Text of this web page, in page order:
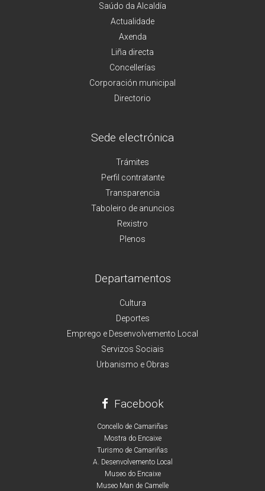
Saúdo da Alcaldía
Actualidade
Axenda
Liña directa
Concellerías
Corporación municipal
Directorio
Sede electrónica
Trámites
Perfil contratante
Transparencia
Taboleiro de anuncios
Rexistro
Plenos
Departamentos
Cultura
Deportes
Emprego e Desenvolvemento Local
Servizos Sociais
Urbanismo e Obras
Facebook
Concello de Camariñas
Mostra do Encaixe
Turismo de Camariñas
A. Desenvolvemento Local
Museo do Encaixe
Museo Man de Camelle